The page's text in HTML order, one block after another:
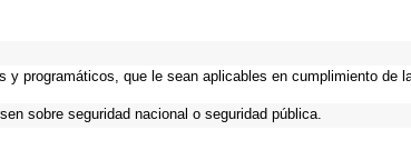
programáticos, que le sean aplicables en cumplimiento de
sobre seguridad nacional o seguridad pública.